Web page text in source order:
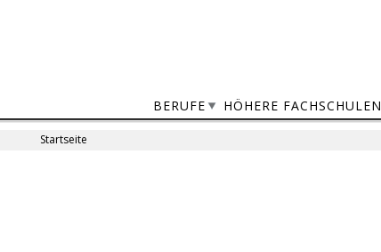
BERUFE HÖHERE FACHSCHULEN
Startseite